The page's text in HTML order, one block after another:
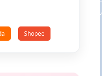
Shopee